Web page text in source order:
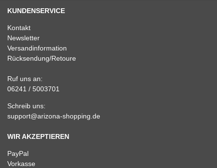
KUNDENSERVICE
Kontakt
Newsletter
Versandinformation
Rücksendung/Retoure
Ruf uns an:
06241 / 5003701
Schreib uns:
support@arizona-shopping.de
WIR AKZEPTIEREN
PayPal
Vorkasse